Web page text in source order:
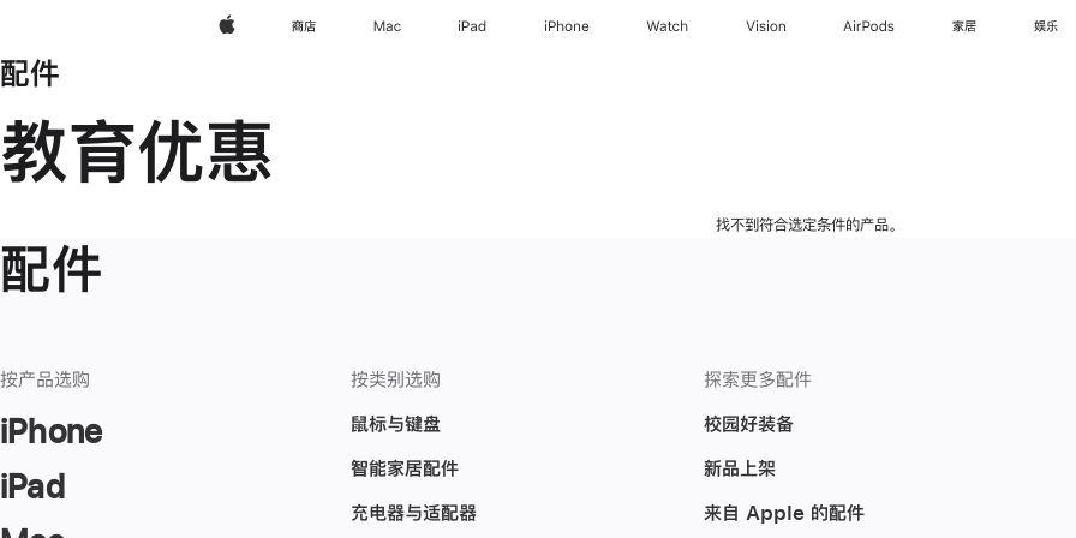
Apple 商店 Mac iPad iPhone Watch Vision AirPods 家居 娱乐
配件
教育优惠
找不到符合选定条件的产品。
配件
按产品选购
iPhone
iPad
按类别选购
鼠标与键盘
智能家居配件
充电器与适配器
探索更多配件
校园好装备
新品上架
来自 Apple 的配件